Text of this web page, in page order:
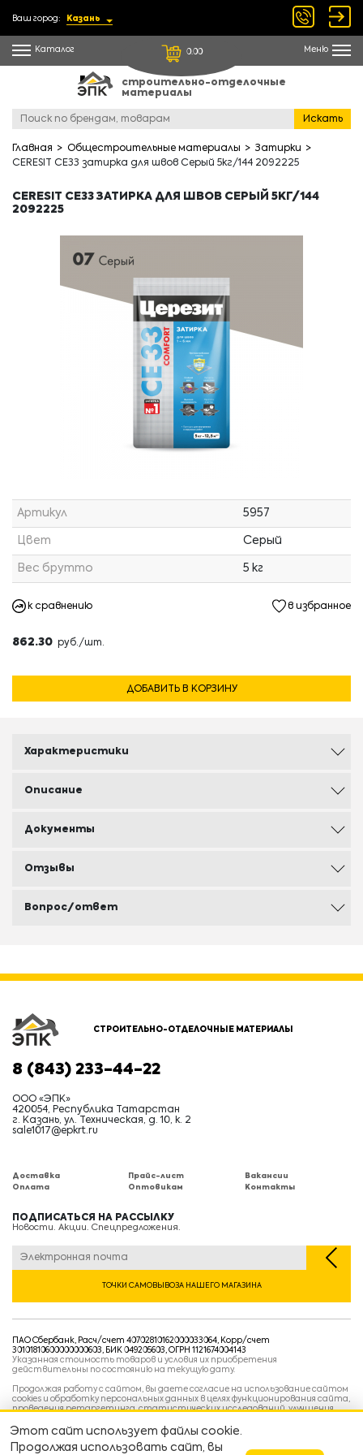
Ваш город: Казань
Каталог 0.00 Меню
строительно-отделочные
материалы
Искать
Главная Общестроительные материалы
Затирки
CERESIT CE33 затирка для швов Серый 5кг/144 2092225
CERESIT CE33 ЗАТИРКА ДЛЯ ШВОВ СЕРЫЙ 5КГ/144
2092225
Артикул 5957
Цвет Серый
Вес брутто 5 кг
к сравнению в избранное
862.30 руб./шт.
ДОБАВИТЬ В КОРЗИНУ
Характеристики
Описание
Документы
Отзывы
Вопрос/ответ
СТРОИТЕЛЬНО-ОТДЕЛОЧНЫЕ МАТЕРИАЛЫ
8 (843) 233-44-22
ООО «ЭПК»
420054, Республика Татарстан
г. Казань, ул. Техническая, д. 10, к. 2
sale1017@epkrt.ru
Доставка
Оплата
Прайс-лист
Оптовикам
Вакансии
Контакты
ПОДПИСАТЬСЯ НА РАССЫЛКУ
Новости. Акции. Спецпредложения.
ТОЧКИ САМОВЫВОЗА НАШЕГО МАГАЗИНА
ПАО Сбербанк, Расч/счет 40702810162000033064, Корр/счет
30101810600000000603, БИК 049205603, ОГРН 1121674004143
Указанная стоимость товаров и условия их приобретения
действительны по состоянию на текущую дату.
Продолжая работу с сайтом, вы даете согласие на использование сайтом
cookies и обработку персональных данных в целях функционирования сайта,
проведения ретаргетинга, статистических исследований, улучшения
ваших предпочтений и интересов.
Политика конфиденциальности
Условия пользовательского соглашения
Этот сайт использует файлы cookie.
Продолжая использовать сайт, вы